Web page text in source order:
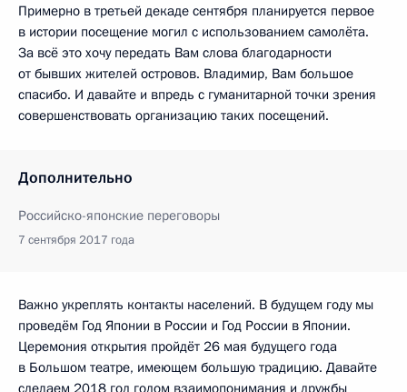
Примерно в третьей декаде сентября планируется первое
в истории посещение могил с использованием самолёта.
За всё это хочу передать Вам слова благодарности
от бывших жителей островов. Владимир, Вам большое
спасибо. И давайте и впредь с гуманитарной точки зрения
совершенствовать организацию таких посещений.
Дополнительно
Российско-японские переговоры
7 сентября 2017 года
Важно укреплять контакты населений. В будущем году мы
проведём Год Японии в России и Год России в Японии.
Церемония открытия пройдёт 26 мая будущего года
в Большом театре, имеющем большую традицию. Давайте
сделаем 2018 год годом взаимопонимания и дружбы